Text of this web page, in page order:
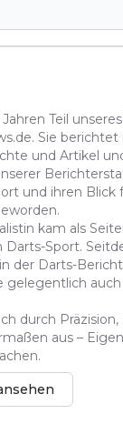
Teil
Sie
und Artikel
und ihren
kam als
Darts-Sport.
der Darts-
gelegentlich
durch
aus –